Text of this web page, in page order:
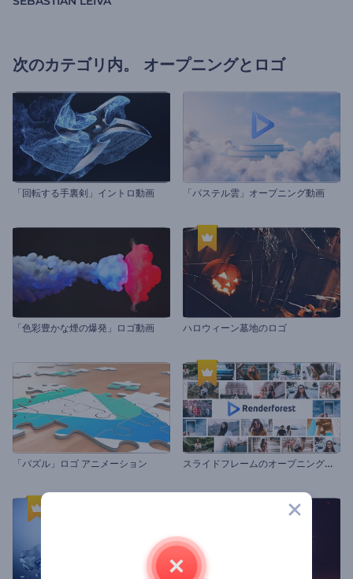
次のカテゴリ内。 オープニングとロゴ
「回転する手裏剣」イントロ動画 「パステル雲」オープニング動画
「色彩豊かな煙の爆発」ロゴ動画 ハロウィーン墓地のロゴ
「パズル」ロゴ アニメーション ス
ライドフレームのオープニング動画